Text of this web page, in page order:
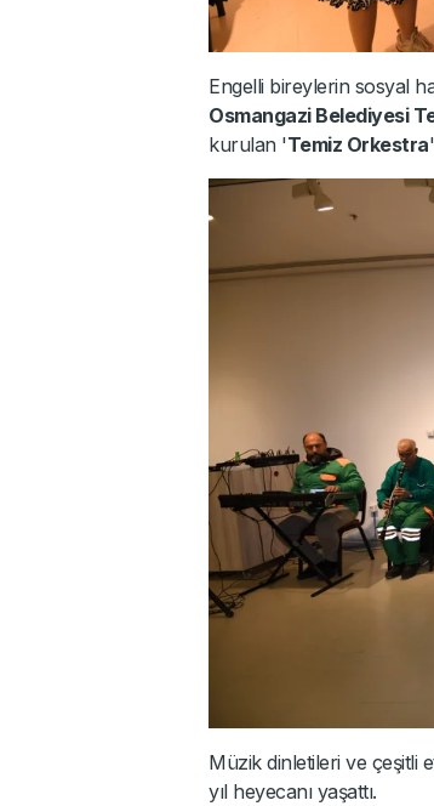
Engelli bireylerin sosyal
Osmangazi Belediyesi
kurulan 'Temiz Orkestra
Müzik dinletileri ve çeşitli
yıl heyecanı yaşattı.